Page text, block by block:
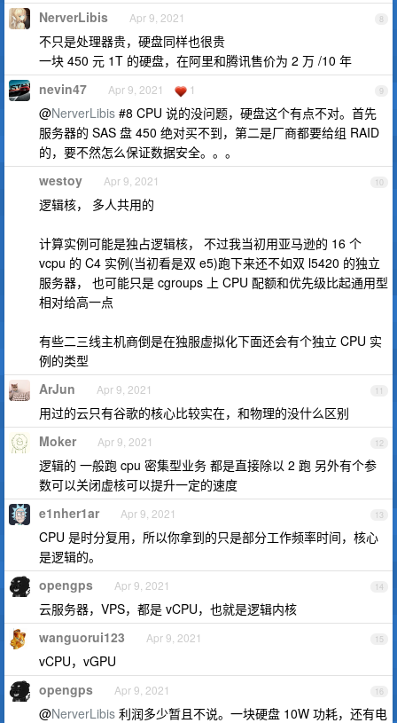
8
NerverLibis Apr 9, 2021
不只是处理器贵，硬盘同样也很贵
一块 450 元 1T 的硬盘，在阿里和腾讯售价为 2 万 /10 年
9
nevin47 Apr 9, 2021 1
@NerverLibis #8 CPU 说的没问题，硬盘这个有点不对。首先
服务器的 SAS 盘 450 绝对买不到，第二是厂商都要给组 RAID
的，要不然怎么保证数据安全。。。
10
westoy Apr 9, 2021
逻辑核， 多人共用的
计算实例可能是独占逻辑核， 不过我当初用亚马逊的 16 个
vcpu 的 C4 实例(当初看是双 e5)跑下来还不如双 l5420 的独立
服务器， 也可能只是 cgroups 上 CPU 配额和优先级比起通用型
相对给高一点
有些二三线主机商倒是在独服虚拟化下面还会有个独立 CPU 实
例的类型
11
ArJun Apr 9, 2021
用过的云只有谷歌的核心比较实在，和物理的没什么区别
12
Moker Apr 9, 2021
逻辑的 一般跑 cpu 密集型业务 都是直接除以 2 跑 另外有个参
数可以关闭虚核可以提升一定的速度
13
e1nher1ar Apr 9, 2021
CPU 是时分复用，所以你拿到的只是部分工作频率时间，核心
是逻辑的。
14
opengps Apr 9, 2021
云服务器，VPS，都是 vCPU，也就是逻辑内核
15
wanguorui123 Apr 9, 2021
vCPU，vGPU
16
opengps Apr 9, 2021
@NerverLibis 利润多少暂且不说。一块硬盘 10W 功耗，还有电